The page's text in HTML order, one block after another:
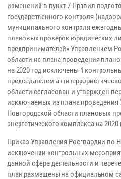
изменений в пункт 7 Правил
государственного контроля
муниципального контроля
плановых проверок юридических
предпринимателей» Управлением
области из плана проведения
на 2020 год исключены 4
председателем
области согласован и утвержден
исключаемых из плана проведения
Новгородской области плановых
энергетического комплекса на 2020
Приказ Управления Росгвардии по
исключении контрольных
данной сфере деятельности и
план размещены на официальном